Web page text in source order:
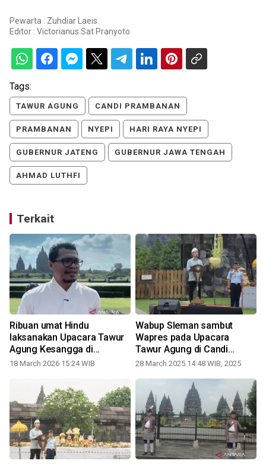
Pewarta : Zuhdiar Laeis
Editor : Victorianus Sat Pranyoto
Tags:
TAWUR AGUNG CANDI PRAMBANAN
PRAMBANAN NYEPI HARI RAYA NYEPI
GUBERNUR JATENG GUBERNUR JAWA TENGAH
AHMAD LUTHFI
Terkait
Ribuan umat Hindu
laksanakan Upacara Tawur
Agung Kesangga di
Lapangan Wisnu Mandala
18 March 2026 15:24 WIB
Wabup Sleman sambut
Wapres pada Upacara
Tawur Agung di Candi
Prambanan
28 March 2025 14:48 WIB, 2025